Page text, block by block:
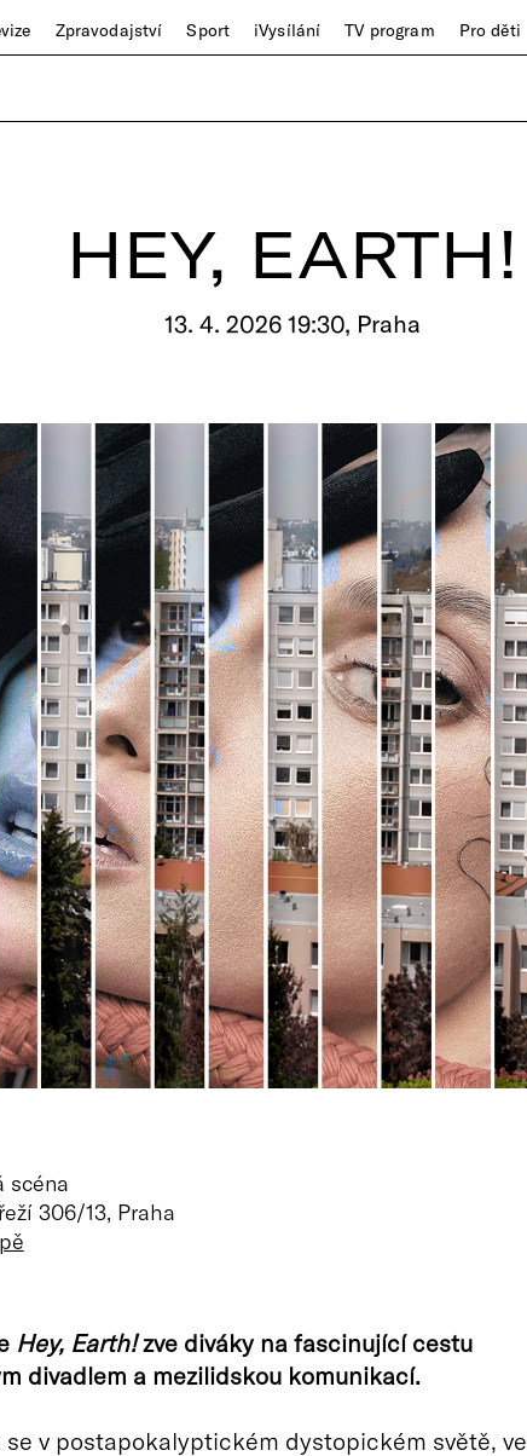
Zpravodajství Sport iVysílání TV program Pro děti
HEY, EARTH!
13. 4. 2026 19:30, Praha
scéna
306/13, Praha
Hey, Earth!zve diváky na fascinující cestu
divadlem a mezilidskou komunikací.
se v postapokalyptickém dystopickém světě, ve